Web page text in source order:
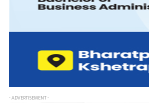
- ADVERTISEMENT -